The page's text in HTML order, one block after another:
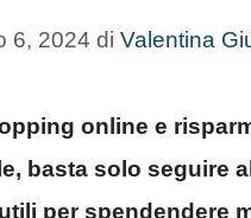
6, 2024 di Valentina
online e
basta solo seguire
per spendendere